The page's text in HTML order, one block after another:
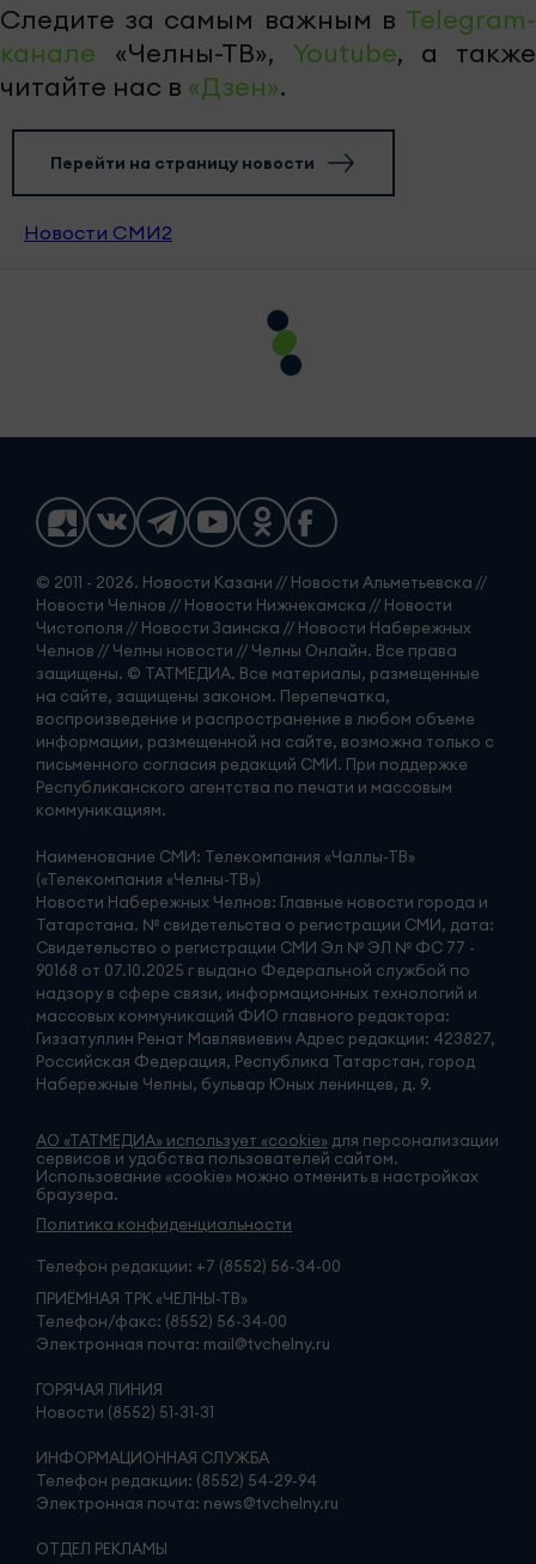
Следите за самым важным в Telegram-
канале «Челны-ТВ», Youtube, а также
читайте нас в «Дзен».
Перейти на страницу новости
Новости СМИ2
© 2011 - 2026. Новости Казани // Новости Альметьевска //
Новости Челнов // Новости Нижнекамска // Новости
Чистополя // Новости Заинска // Новости Набережных
Челнов // Челны новости // Челны Онлайн. Все права
защищены. © ТАТМЕДИА. Все материалы, размещенные
на сайте, защищены законом. Перепечатка,
воспроизведение и распространение в любом объеме
информации, размещенной на сайте, возможна только с
письменного согласия редакций СМИ. При поддержке
Республиканского агентства по печати и массовым
коммуникациям.
Наименование СМИ: Телекомпания «Чаллы-ТВ»
(«Телекомпания «Челны-ТВ»)
Новости Набережных Челнов: Главные новости города и
Татарстана. № свидетельства о регистрации СМИ, дата:
Свидетельство о регистрации СМИ Эл № ЭЛ № ФС 77 -
90168 от 07.10.2025 г выдано Федеральной службой по
надзору в сфере связи, информационных технологий и
массовых коммуникаций ФИО главного редактора:
Гиззатуллин Ренат Мавлявиевич Адрес редакции: 423827,
Российская Федерация, Республика Татарстан, город
Набережные Челны, бульвар Юных ленинцев, д. 9.
АО «ТАТМЕДИА» использует «cookie» для персонализации
сервисов и удобства пользователей сайтом.
Использование «cookie» можно отменить в настройках
браузера.
Политика конфиденциальности
Телефон редакции: +7 (8552) 56-34-00
ПРИЁМНАЯ ТРК «ЧЕЛНЫ-ТВ»
Телефон/факс: (8552) 56-34-00
Электронная почта: mail@tvchelny.ru
ГОРЯЧАЯ ЛИНИЯ
Новости (8552) 51-31-31
ИНФОРМАЦИОННАЯ СЛУЖБА
Телефон редакции: (8552) 54-29-94
Электронная почта: news@tvchelny.ru
ОТДЕЛ РЕКЛАМЫ